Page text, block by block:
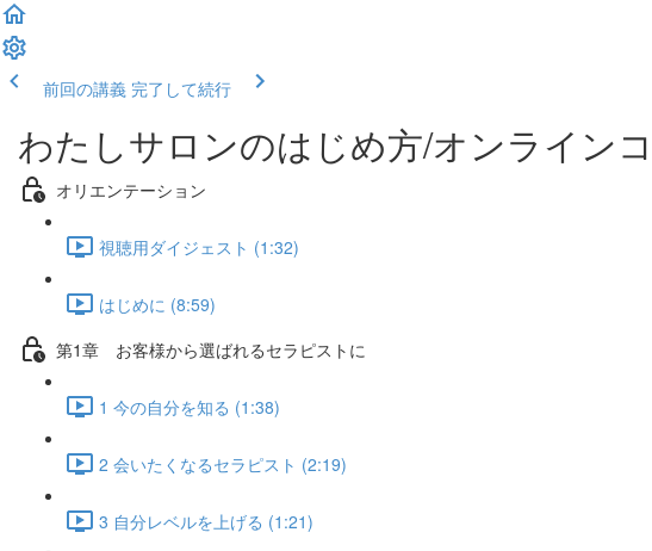
前回の講義 完了して続行
わたしサロンのはじめ方/オンライン
オリエンテーション
視聴用ダイジェスト (1:32)
はじめに (8:59)
第1章 お客様から選ばれるセラピストに
1 今の自分を知る (1:38)
2 会いたくなるセラピスト (2:19)
3 自分レベルを上げる (1:21)